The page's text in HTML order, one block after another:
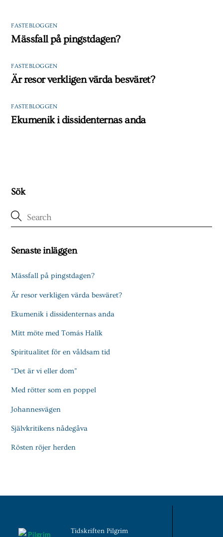
FASTEBLOGGEN
Mässfall på pingstdagen?
FASTEBLOGGEN
Är resor verkligen värda besväret?
FASTEBLOGGEN
Ekumenik i dissidenternas anda
Sök
Senaste inläggen
Mässfall på pingstdagen?
Är resor verkligen värda besväret?
Ekumenik i dissidenternas anda
Mitt möte med Tomás Halík
Spiritualitet för en våldsam tid
“Det är vi eller dom”
Med rötter som en poppel
Johannesvägen
Självkritikens nådegåva
Rösten röjer herden
Tidskriften Pilgrim